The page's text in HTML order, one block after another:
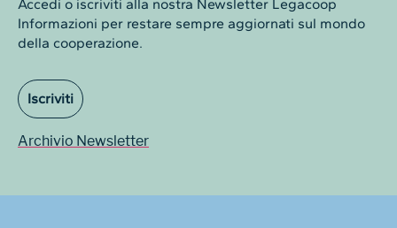
Accedi o iscriviti alla nostra Newsletter Legacoop
Informazioni per restare sempre aggiornati sul mondo
della cooperazione.
Iscriviti
Archivio Newsletter